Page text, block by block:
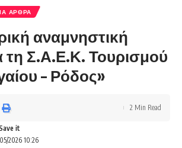
ΑΡΘΡΑ
αναμνηστική
τη Σ.Α.Ε.Κ. Τουρισμού
– Ρόδος»
2026 10:26
2 Min Read